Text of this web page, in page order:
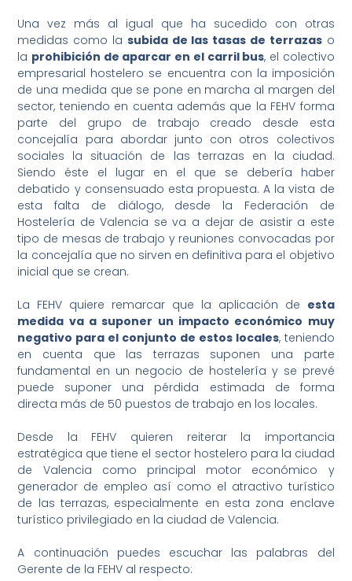
Una vez más al igual que ha sucedido con otras
medidas como la subida de las tasas de terrazaso
la prohibición de aparcar en el carril bus, el colectivo
empresarial hostelero se encuentra con la imposición
de una medida que se pone en marcha al margen del
sector, teniendo en cuenta además que la FEHV forma
parte del grupo de trabajo creado desde esta
concejalía para abordar junto con otros colectivos
sociales la situación de las terrazas en la ciudad.
Siendo éste el lugar en el que se debería haber
debatido y consensuado esta propuesta. A la vista de
esta falta de diálogo, desde la Federación de
Hostelería de Valencia se va a dejar de asistir a este
tipo de mesas de trabajo y reuniones convocadas por
la concejalía que no sirven en definitiva para el objetivo
inicial que se crean.
La FEHV quiere remarcar que la aplicación de esta
medida va a suponer un impacto económico muy
negativo para el conjunto de estos locales, teniendo
en cuenta que las terrazas suponen una parte
fundamental en un negocio de hostelería y se prevé
puede suponer una pérdida estimada de forma
directa más de 50 puestos de trabajo en los locales.
Desde la FEHV quieren reiterar la importancia
estratégica que tiene el sector hostelero para la ciudad
de Valencia como principal motor económico y
generador de empleo así como el atractivo turístico
de las terrazas, especialmente en esta zona enclave
turístico privilegiado en la ciudad de Valencia.
A continuación puedes escuchar las palabras del
Gerente de la FEHV al respecto: